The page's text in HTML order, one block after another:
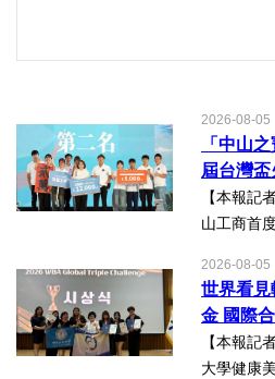
2026-08-05
「中山
屆台灣
K組亞軍
【本報記
山工商首
一路過關
將全箭完
軍，表現
2026-08-05
世界看見
金 國際
【本報記
大學健康